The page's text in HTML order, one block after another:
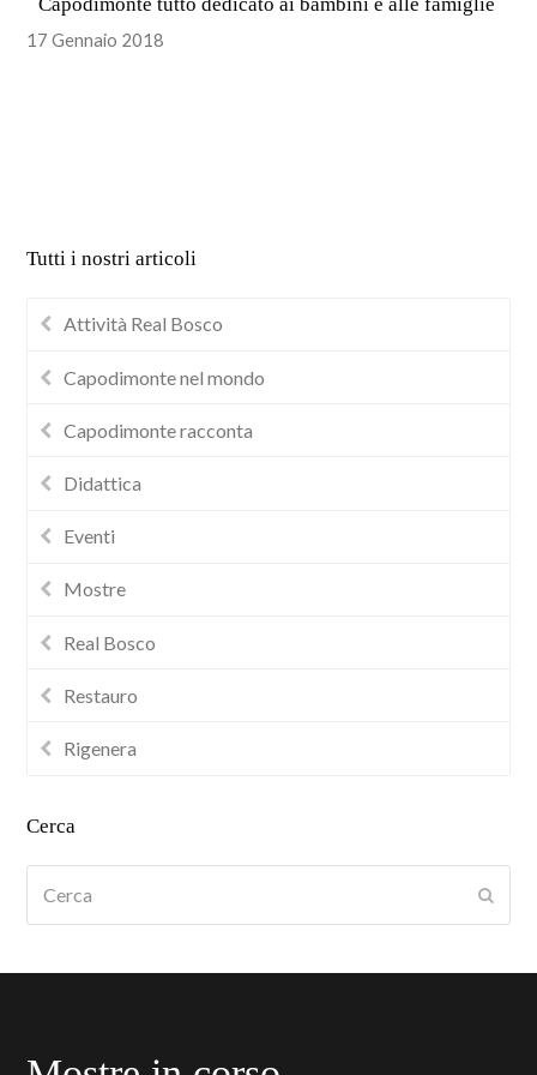
17 Gennaio 2018
Tutti i nostri articoli
Attività Real Bosco
Capodimonte nel mondo
Capodimonte racconta
Didattica
Eventi
Mostre
Real Bosco
Restauro
Rigenera
Cerca